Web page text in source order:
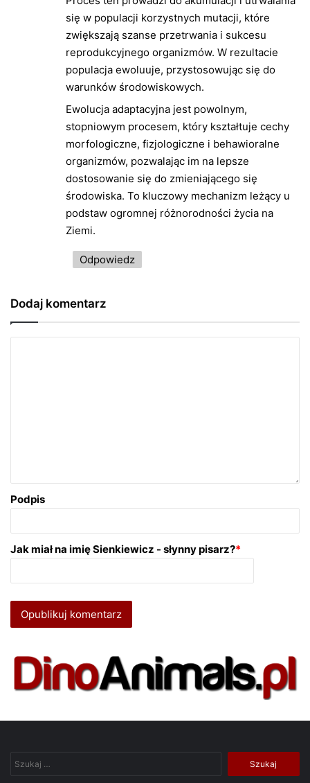
się w populacji korzystnych mutacji, które
zwiększają szanse przetrwania i sukcesu
reprodukcyjnego organizmów. W rezultacie
populacja ewoluuje, przystosowując się do
warunków środowiskowych.
Ewolucja adaptacyjna jest powolnym,
stopniowym procesem, który kształtuje cechy
morfologiczne, fizjologiczne i behawioralne
organizmów, pozwalając im na lepsze
dostosowanie się do zmieniającego się
środowiska. To kluczowy mechanizm leżący u
podstaw ogromnej różnorodności życia na
Ziemi.
Odpowiedz
Dodaj komentarz
Podpis
Jak miał na imię Sienkiewicz - słynny pisarz?*
Szukaj: